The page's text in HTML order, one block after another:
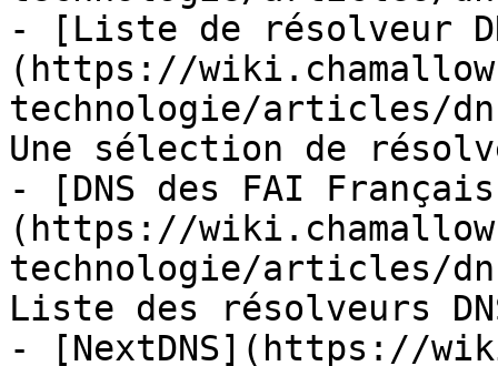
- [Liste de résolveur
(https://
technologie/articles/
Une sélection de
- [DNS des FAI
(https://
technologie/articles/
Liste des résolveurs
- [NextDNS](https://